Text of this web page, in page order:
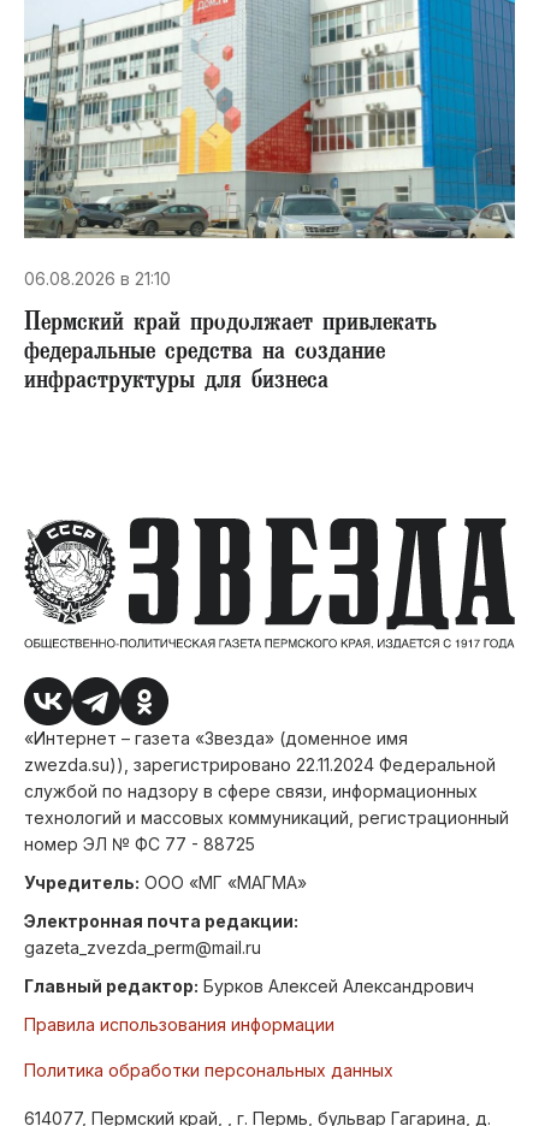
06.08.2026 в 21:10
Пермский край продолжает привлекать
федеральные средства на создание
инфраструктуры для бизнеса
«Интернет – газета «Звезда» (доменное имя
zwezda.su)), зарегистрировано 22.11.2024 Федеральной
службой по надзору в сфере связи, информационных
технологий и массовых коммуникаций, регистрационный
номер ЭЛ № ФС 77 - 88725
Учредитель: ООО «МГ «МАГМА»
Электронная почта редакции:
gazeta_zvezda_perm@mail.ru
Главный редактор: Бурков Алексей Александрович
Правила использования информации
Политика обработки персональных данных
614077, Пермский край, , г. Пермь, бульвар Гагарина, д.